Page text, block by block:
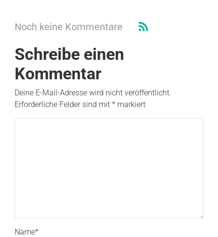
Noch keine Kommentare
Schreibe einen
Kommentar
Deine E-Mail-Adresse wird nicht veröffentlicht.
Erforderliche Felder sind mit * markiert
Name*